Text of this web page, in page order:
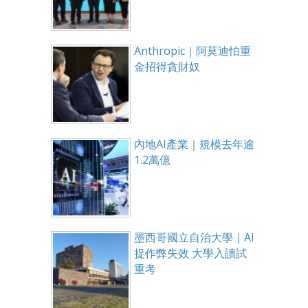
Anthropic｜阿莫迪怕重
金招得貪財奴
內地AI產業｜規模去年逾
1.2萬億
墨西哥國立自治大學｜AI
捉作弊失效 大學入讀試
重考